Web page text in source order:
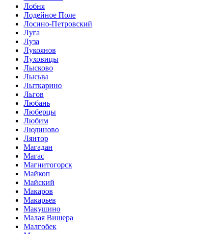
Лобня
Лодейное Поле
Лосино-Петровский
Луга
Луза
Лукоянов
Луховицы
Лысково
Лысьва
Лыткарино
Льгов
Любань
Люберцы
Любим
Людиново
Лянтор
Магадан
Магас
Магнитогорск
Майкоп
Майский
Макаров
Макарьев
Макушино
Малая Вишера
Малгобек